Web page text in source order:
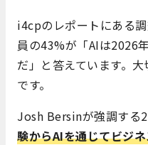
i4cpのレポートにある
員の43%が「AIは2026
だ」と答えています。
です。
Josh Bersinが強調する
験からAIを通じてビジ